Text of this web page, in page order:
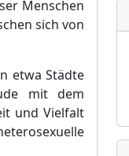
Menschen
sich von
etwa Städte
mit dem
und Vielfalt